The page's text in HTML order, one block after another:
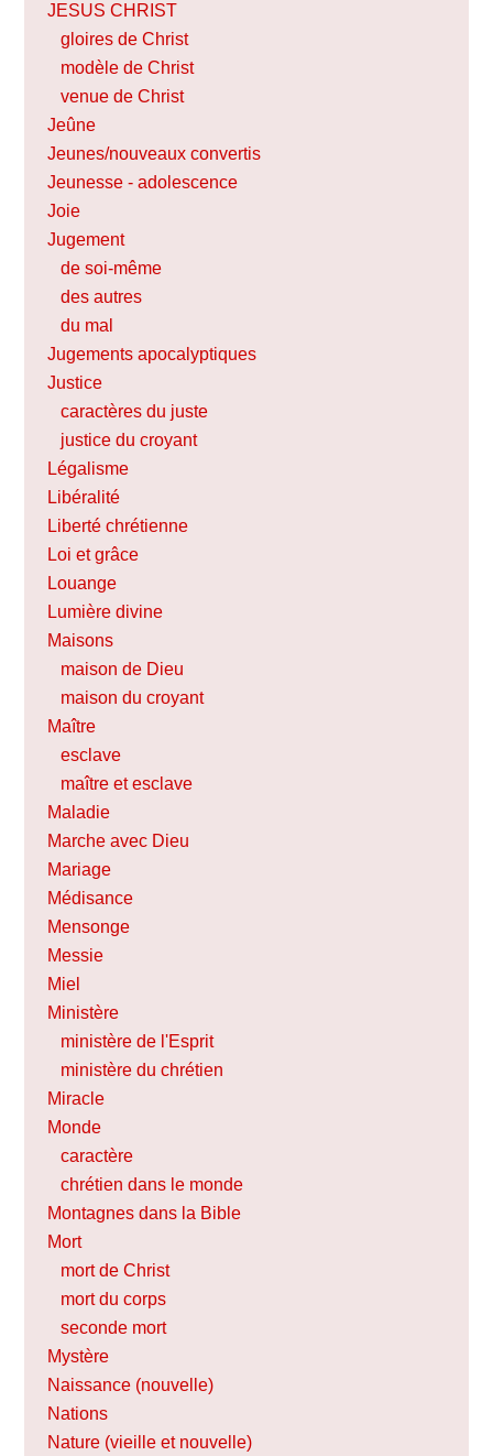
JESUS CHRIST
gloires de Christ
modèle de Christ
venue de Christ
Jeûne
Jeunes/nouveaux convertis
Jeunesse - adolescence
Joie
Jugement
de soi-même
des autres
du mal
Jugements apocalyptiques
Justice
caractères du juste
justice du croyant
Légalisme
Libéralité
Liberté chrétienne
Loi et grâce
Louange
Lumière divine
Maisons
maison de Dieu
maison du croyant
Maître
esclave
maître et esclave
Maladie
Marche avec Dieu
Mariage
Médisance
Mensonge
Messie
Miel
Ministère
ministère de l'Esprit
ministère du chrétien
Miracle
Monde
caractère
chrétien dans le monde
Montagnes dans la Bible
Mort
mort de Christ
mort du corps
seconde mort
Mystère
Naissance (nouvelle)
Nations
Nature (vieille et nouvelle)